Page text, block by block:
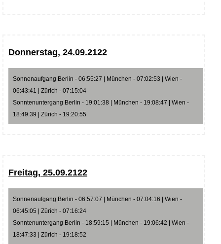
Donnerstag, 24.09.2122
Sonnenaufgang Berlin - 06:55:27 | München - 07:02:53 | Wien -
06:43:41 | Zürich - 07:15:04
Sonntenuntergang Berlin - 19:01:38 | München - 19:08:47 | Wien -
18:49:39 | Zürich - 19:20:55
Freitag, 25.09.2122
Sonnenaufgang Berlin - 06:57:07 | München - 07:04:16 | Wien -
06:45:05 | Zürich - 07:16:24
Sonntenuntergang Berlin - 18:59:15 | München - 19:06:42 | Wien -
18:47:33 | Zürich - 19:18:52